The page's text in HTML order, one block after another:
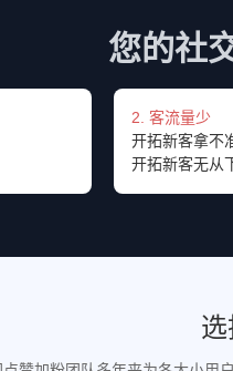
您的社
2. 客流量少
开拓新客拿不
开拓新客无从